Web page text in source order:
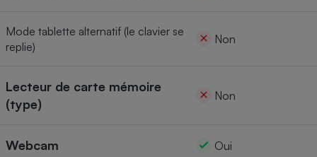
Mode tablette alternatif (le clavier se
replie)
Non
Lecteur de carte mémoire
(type)
Non
Webcam Oui